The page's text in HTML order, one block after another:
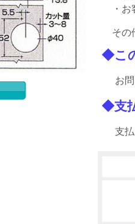
・
その
◆こ
お
◆支
支